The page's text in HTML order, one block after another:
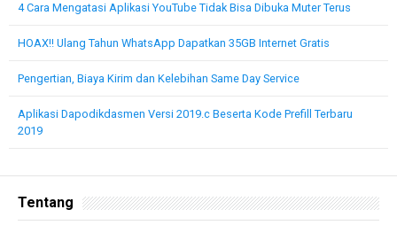
4 Cara Mengatasi Aplikasi YouTube Tidak Bisa Dibuka Muter Terus
HOAX!! Ulang Tahun WhatsApp Dapatkan 35GB Internet Gratis
Pengertian, Biaya Kirim dan Kelebihan Same Day Service
Aplikasi Dapodikdasmen Versi 2019.c Beserta Kode Prefill Terbaru
2019
Tentang